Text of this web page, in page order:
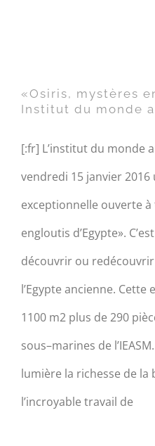
«Osiris, mystères
Institut du monde
[:fr] L’institut du monde
vendredi 15 janvier
exceptionnelle ouverte
engloutis d’Egypte».
découvrir ou redécouvrir
l’Egypte ancienne.
1100 m2 plus de 290
sous–marines de
lumière la richesse de la
l’incroyable travail de